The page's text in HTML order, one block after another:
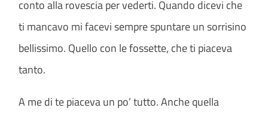
conto alla rovescia per vederti. Quando dicevi che
ti mancavo mi facevi sempre spuntare un sorrisino
bellissimo. Quello con le fossette, che ti piaceva
tanto.
A me di te piaceva un po’ tutto. Anche quella